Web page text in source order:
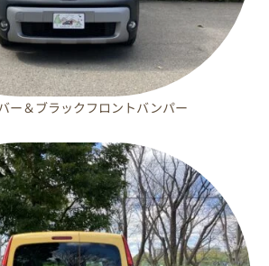
ー＆ブラックフロントバンパー